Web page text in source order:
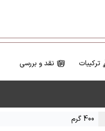
ترکیبات نقد و بررسی
400 گرم